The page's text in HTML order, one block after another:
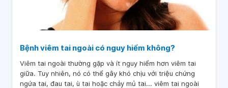
Bệnh viêm tai ngoài có nguy hiểm không?
Viêm tai ngoài thường gặp và ít nguy hiểm hơn viêm tai
giữa. Tuy nhiên, nó có thể gây khó chịu với triệu chứng
ngứa tai, đau tai, ù tai hoặc chảy mủ tai... viêm tai ngoài